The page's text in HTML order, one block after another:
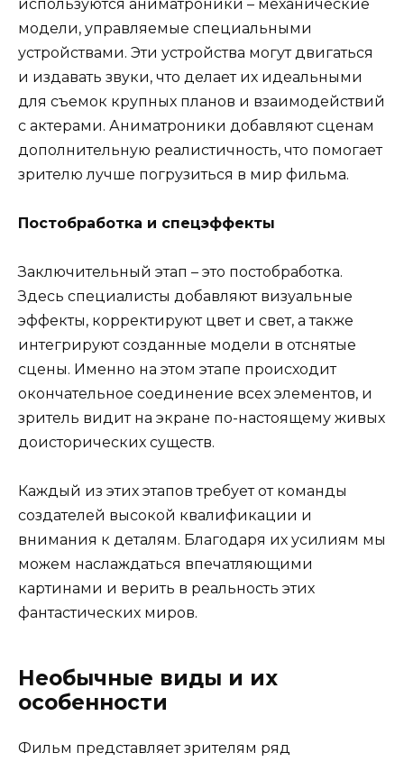
используются аниматроники – механические
модели, управляемые специальными
устройствами. Эти устройства могут двигаться
и издавать звуки, что делает их идеальными
для съемок крупных планов и взаимодействий
с актерами. Аниматроники добавляют сценам
дополнительную реалистичность, что помогает
зрителю лучше погрузиться в мир фильма.
Постобработка и спецэффекты
Заключительный этап – это постобработка.
Здесь специалисты добавляют визуальные
эффекты, корректируют цвет и свет, а также
интегрируют созданные модели в отснятые
сцены. Именно на этом этапе происходит
окончательное соединение всех элементов, и
зритель видит на экране по-настоящему живых
доисторических существ.
Каждый из этих этапов требует от команды
создателей высокой квалификации и
внимания к деталям. Благодаря их усилиям мы
можем наслаждаться впечатляющими
картинами и верить в реальность этих
фантастических миров.
Необычные виды и их
особенности
Фильм представляет зрителям ряд